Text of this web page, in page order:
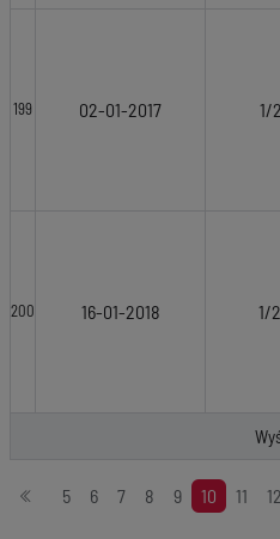
199 02-01-2017 1/
200 16-01-2018 1/
Stronicowanie
5 6 7 8 9 10 11 12